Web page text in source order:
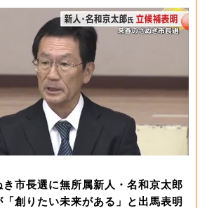
き市長選に無所属新人・名和京太郎
「創りたい未来がある」と出馬表明